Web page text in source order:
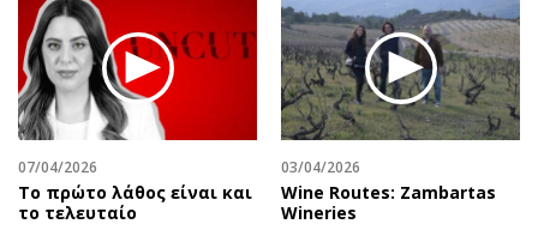
07/04/2026
Το πρώτο λάθος είναι και
το τελευταίο
03/04/2026
Wine Routes: Zambartas
Wineries